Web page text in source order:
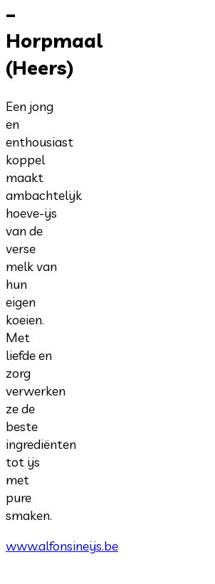
–
Horpmaal
(Heers)
Een jong
en
enthousiast
koppel
maakt
ambachtelijk
hoeve-ijs
van de
verse
melk van
hun
eigen
koeien.
Met
liefde en
zorg
verwerken
ze de
beste
ingrediënten
tot ijs
met
pure
smaken.
www.alfonsineijs.be